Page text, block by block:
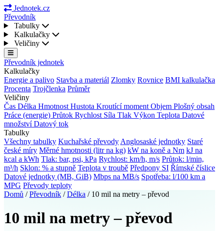
Jednotek.cz
Převodník
Tabulky
Kalkulačky
Veličiny
Převodník jednotek
Kalkulačky
Energie a palivo Stavba a materiál Zlomky Rovnice BMI kalkulačka
Procenta Trojčlenka Průměr
Veličiny
Čas Délka Hmotnost Hustota Kroutící moment Objem Plošný obsah
Práce (energie) Průtok Rychlost Síla Tlak Výkon Teplota Datové
množstvíDatový tok
Tabulky
Všechny tabulky Kuchařské převody Anglosaské jednotky Staré
české míry Měrné hmotnosti (litr na kg) kW na koně a Nm kJ na
kcal a kWh Tlak: bar, psi, kPa Rychlost: km/h, m/s Průtok: l/min,
m³/h Sklon: % a stupně Teplota v troubě Předpony SI Římské číslice
Datové jednotky (MB, GiB) Mbps na MB/s Spotřeba: l/100 km a
MPG Převody teploty
Domů / Převodník / Délka / 10 mil na metry – převod
10 mil na metry – převod